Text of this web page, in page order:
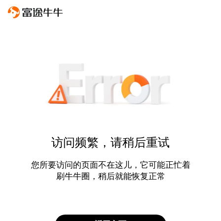
访问频繁，请稍后重试
您所要访问的页面不在这儿，它可能正忙着
刷牛牛圈，稍后就能恢复正常